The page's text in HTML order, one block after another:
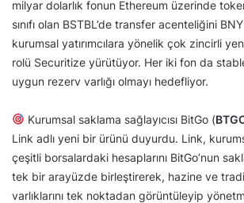
milyar dolarlık fonun Ethereum üzerinde
sınıfı olan BSTBL’de transfer acenteliğini
kurumsal yatırımcılara yönelik çok zincirli
rolü Securitize yürütüyor. Her iki fon da
uygun rezerv varlığı olmayı hedefliyor.
Kurumsal saklama sağlayıcısı BitGo (
Link adlı yeni bir ürünü duyurdu. Link,
çeşitli borsalardaki hesaplarını BitGo’nun
tek bir arayüzde birleştirerek, hazine ve
varlıklarını tek noktadan görüntüleyip